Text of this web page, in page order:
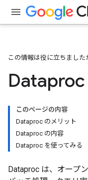
この情報は役に立ちました
このページの内容
Dataproc のメリット
Dataproc の内容
Dataproc を使ってみる
Dataproc は、オープ